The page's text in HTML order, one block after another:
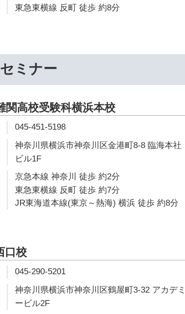
東急東横線 反町 徒歩 約8分
ミナー
関高校受験科横浜本校
045-451-5198
神奈川県横浜市神奈川区金港町8-8 臨海本社
ビル1F
京急本線 神奈川 徒歩 約2分
東急東横線 反町 徒歩 約7分
JR東海道本線(東京～熱海) 横浜 徒歩 約8分
口校
045-290-5201
神奈川県横浜市神奈川区鶴屋町3-32 アカデミ
ービル2F